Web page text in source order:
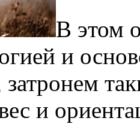
В этом
и
и